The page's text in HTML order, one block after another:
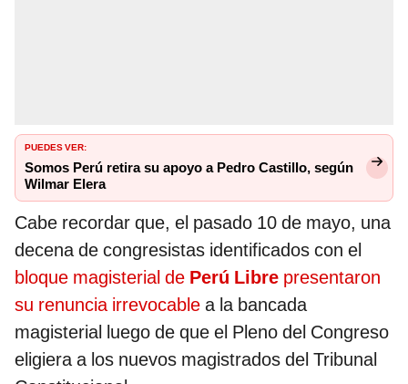
PUEDES VER:
Somos Perú retira su apoyo a Pedro Castillo, según
Wilmar Elera
Cabe recordar que, el pasado 10 de mayo, una
decena de congresistas identificados con el
bloque magisterial de Perú Libre presentaron
su renuncia irrevocable a la bancada
magisterial luego de que el Pleno del Congreso
eligiera a los nuevos magistrados del Tribunal